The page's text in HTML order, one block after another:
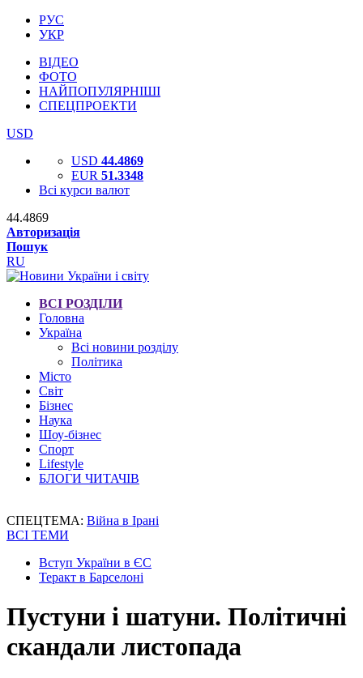
РУС
УКР
ВІДЕО
ФОТО
НАЙПОПУЛЯРНІШІ
СПЕЦПРОЕКТИ
USD
USD 44.4869
EUR 51.3348
Всі курси валют
44.4869
Авторизація
Пошук
RU
ВСІ РОЗДІЛИ
Головна
Україна
Всі новини розділу
Політика
Місто
Світ
Бізнес
Наука
Шоу-бізнес
Спорт
Lifestyle
БЛОГИ ЧИТАЧІВ
СПЕЦТЕМА: Війна в Ірані
ВСІ ТЕМИ
Вступ України в ЄС
Теракт в Барселоні
Пустуни і шатуни. Політичні
скандали листопада